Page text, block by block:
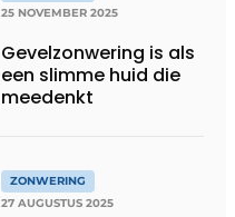
25 NOVEMBER 2025
Gevelzonwering is als
een slimme huid die
meedenkt
ZONWERING
27 AUGUSTUS 2025